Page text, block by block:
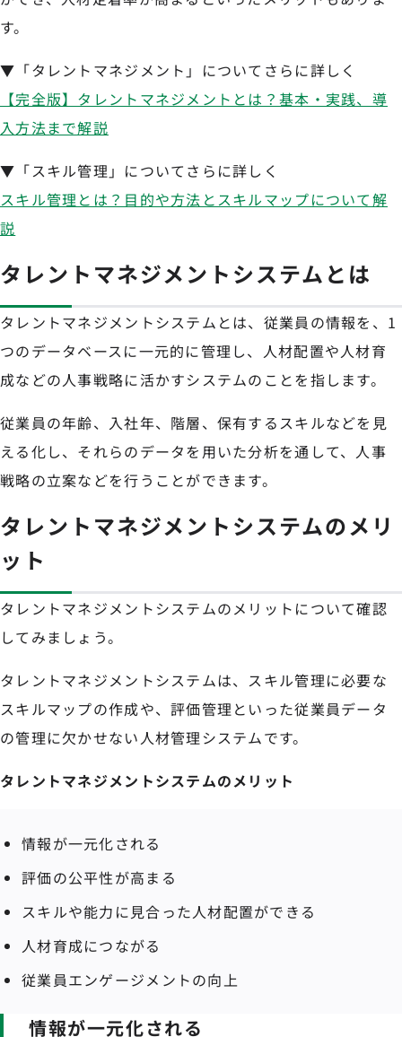
す。
▼「タレントマネジメント」についてさらに詳しく
【完全版】タレントマネジメントとは？基本・実践、導
入方法まで解説
▼「スキル管理」についてさらに詳しく
スキル管理とは？目的や方法とスキルマップについて解
説
タレントマネジメントシステムとは
タレントマネジメントシステムとは、従業員の情報を、1
つのデータベースに一元的に管理し、人材配置や人材育
成などの人事戦略に活かすシステムのことを指します。
従業員の年齢、入社年、階層、保有するスキルなどを見
える化し、それらのデータを用いた分析を通して、人事
戦略の立案などを行うことができます。
タレントマネジメントシステムのメリ
ット
タレントマネジメントシステムのメリットについて確認
してみましょう。
タレントマネジメントシステムは、スキル管理に必要な
スキルマップの作成や、評価管理といった従業員データ
の管理に欠かせない人材管理システムです。
タレントマネジメントシステムのメリット
情報が一元化される
評価の公平性が高まる
スキルや能力に見合った人材配置ができる
人材育成につながる
従業員エンゲージメントの向上
情報が一元化される